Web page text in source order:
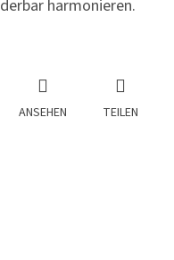
harmonieren.
ANSEHEN TEILEN